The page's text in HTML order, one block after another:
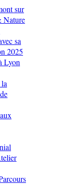
sur
Nature
sa
2025
Lyon